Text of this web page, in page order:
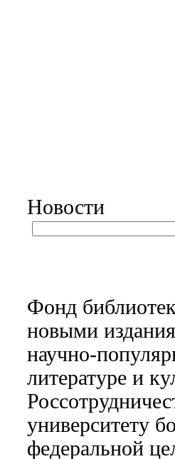
Новости
Фонд
новыми
научно-
литературе и
университету
федеральной